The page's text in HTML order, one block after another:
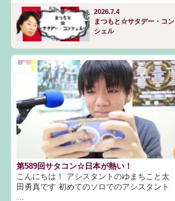
2026.7.4
まつもと☆サタデー・コン
シェル
第589回サタコン☆日本が熱い！
こんにちは！ アシスタントのゆまちこと太
田勇真です 初めてのソロでのアシスタント
…